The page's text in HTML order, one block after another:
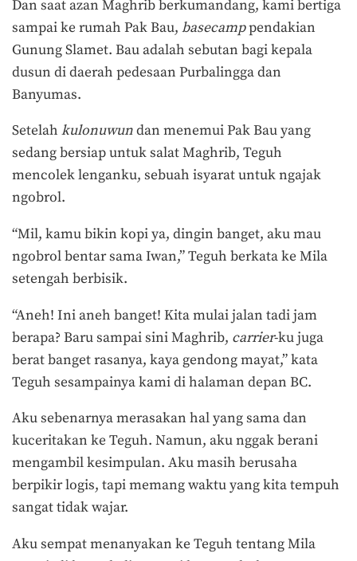
Dan saat azan Maghrib berkumandang, kami bertiga
sampai ke rumah Pak Bau, basecamppendakian
Gunung Slamet. Bau adalah sebutan bagi kepala
dusun di daerah pedesaan Purbalingga dan
Banyumas.
Setelah kulonuwundan menemui Pak Bau yang
sedang bersiap untuk salat Maghrib, Teguh
mencolek lenganku, sebuah isyarat untuk ngajak
ngobrol.
“Mil, kamu bikin kopi ya, dingin banget, aku mau
ngobrol bentar sama Iwan,” Teguh berkata ke Mila
setengah berbisik.
“Aneh! Ini aneh banget! Kita mulai jalan tadi jam
berapa? Baru sampai sini Maghrib, carrier-ku juga
berat banget rasanya, kaya gendong mayat,” kata
Teguh sesampainya kami di halaman depan BC.
Aku sebenarnya merasakan hal yang sama dan
kuceritakan ke Teguh. Namun, aku nggak berani
mengambil kesimpulan. Aku masih berusaha
berpikir logis, tapi memang waktu yang kita tempuh
sangat tidak wajar.
Aku sempat menanyakan ke Teguh tentang Mila